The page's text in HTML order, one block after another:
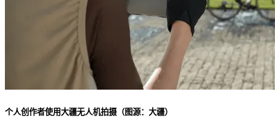
个人创作者使用大疆无人机拍摄（图源：大疆）